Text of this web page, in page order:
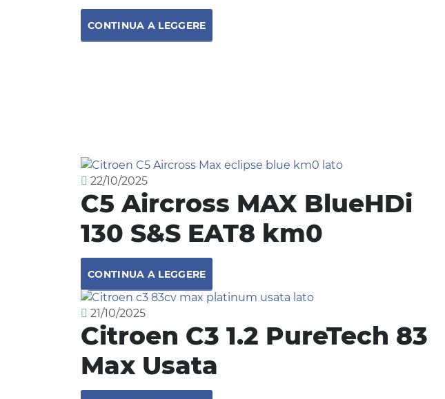
CONTINUA A LEGGERE
22/10/2025
C5 Aircross MAX BlueHDi
130 S&S EAT8 km0
CONTINUA A LEGGERE
21/10/2025
Citroen C3 1.2 PureTech 83
Max Usata